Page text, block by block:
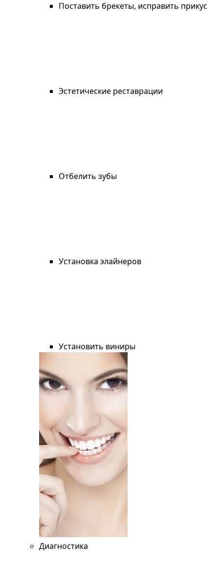
Поставить брекеты, исправить прикус
Эстетические реставрации
Отбелить зубы
Установка элайнеров
Установить виниры
Диагностика